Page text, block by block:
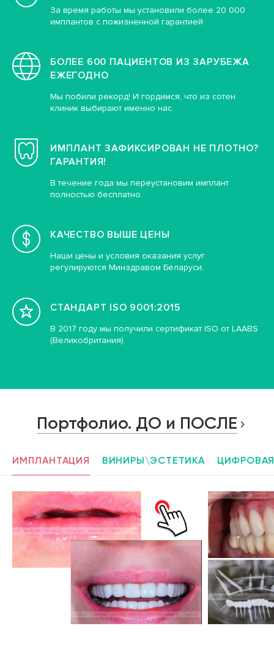
За время работы мы установили более 20 000
имплантов с пожизненной гарантией
БОЛЕЕ 600 ПАЦИЕНТОВ ИЗ ЗАРУБЕЖА
ЕЖЕГОДНО
Мы побили рекорд! И гордимся, что из сотен
клиник выбирают именно нас.
ИМПЛАНТ ЗАФИКСИРОВАН НЕ ПЛОТНО?
ГАРАНТИЯ!
В течение года мы переустановим имплант
полностью бесплатно.
КАЧЕСТВО ВЫШЕ ЦЕНЫ
Наши цены и условия оказания услуг
регулируются Минздравом Беларуси.
СТАНДАРТ ISO 9001:2015
В 2017 году мы получили сертификат ISO от LAABS
(Великобритания)
Портфолио. ДО и ПОСЛЕ
ИМПЛАНТАЦИЯ ВИНИРЫ\ЭСТЕТИКА